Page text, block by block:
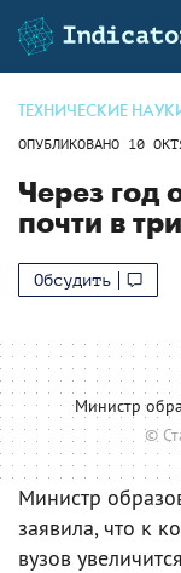
ТЕХНИЧЕСКИЕ
ОПУБЛИКОВАНО 10
Через год
почти в
Обсудить
Министр
©
Министр
заявила, что к
вузов